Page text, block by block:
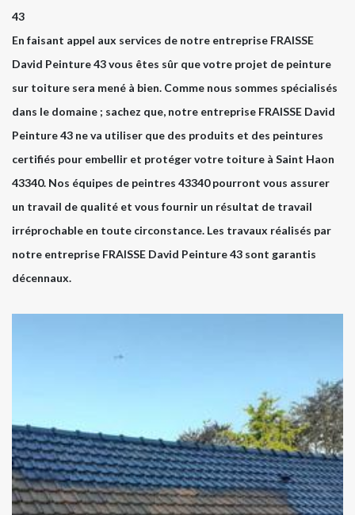
43
En faisant appel aux services de notre entreprise FRAISSE
David Peinture 43 vous êtes sûr que votre projet de peinture
sur toiture sera mené à bien. Comme nous sommes spécialisés
dans le domaine ; sachez que, notre entreprise FRAISSE David
Peinture 43 ne va utiliser que des produits et des peintures
certifiés pour embellir et protéger votre toiture à Saint Haon
43340. Nos équipes de peintres 43340 pourront vous assurer
un travail de qualité et vous fournir un résultat de travail
irréprochable en toute circonstance. Les travaux réalisés par
notre entreprise FRAISSE David Peinture 43 sont garantis
décennaux.